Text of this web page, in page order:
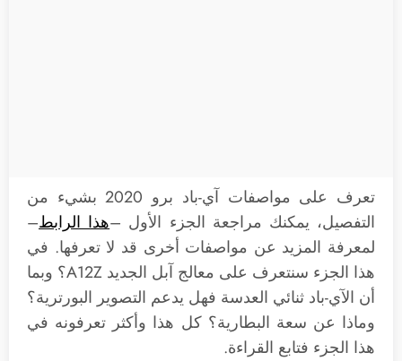
تعرف على مواصفات آي-باد برو 2020 بشيء من
التفصيل، يمكنك مراجعة الجزء الأول –هذا الرابط–
لمعرفة المزيد عن مواصفات أخرى قد لا تعرفها. في
هذا الجزء سنتعرف على معالج آبل الجديد A12Z؟ وبما
أن الآي-باد ثنائي العدسة فهل يدعم التصوير البورترية؟
وماذا عن سعة البطارية؟ كل هذا وأكثر تعرفونه في
هذا الجزء فتابع القراءة.